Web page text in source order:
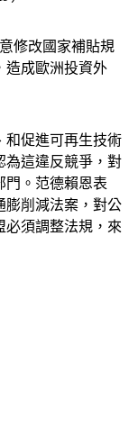
修改國家補貼規
造成歐洲投資外
和促進可再生技術
為這違反競爭，對
門。范德賴恩表
膨削減法案，對公
必須調整法規，來